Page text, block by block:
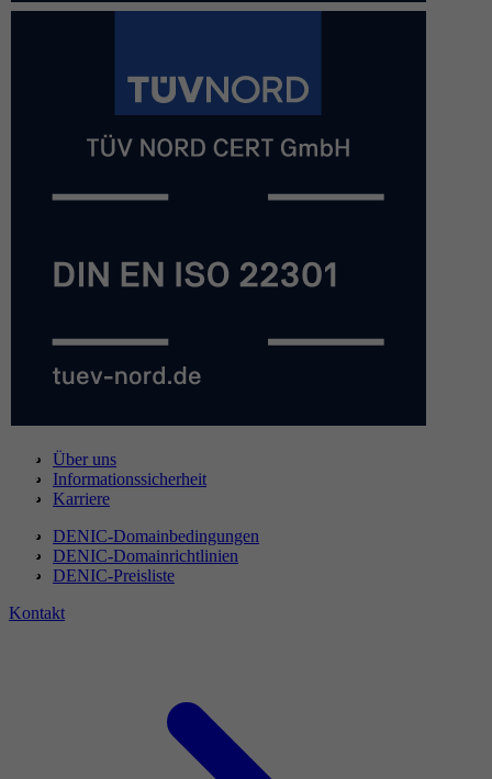
Über uns
Informationssicherheit
Karriere
DENIC-Domainbedingungen
DENIC-Domainrichtlinien
DENIC-Preisliste
Kontakt